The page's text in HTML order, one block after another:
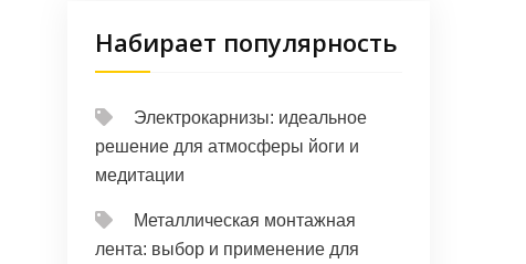
Набирает популярность
Электрокарнизы: идеальное
решение для атмосферы йоги и
медитации
Металлическая монтажная
лента: выбор и применение для